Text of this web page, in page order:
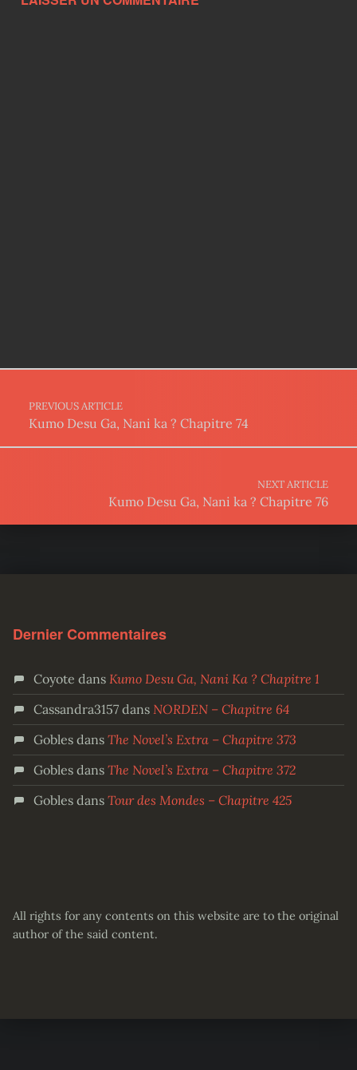
Post navigation
PREVIOUS ARTICLE
Kumo Desu Ga, Nani ka ? Chapitre 74
NEXT ARTICLE
Kumo Desu Ga, Nani ka ? Chapitre 76
Dernier Commentaires
Coyote dans Kumo Desu Ga, Nani Ka ? Chapitre 1
Cassandra3157dans NORDEN – Chapitre 64
Goblesdans The Novel’s Extra – Chapitre 373
Goblesdans The Novel’s Extra – Chapitre 372
Goblesdans Tour des Mondes – Chapitre 425
All rights for any contents on this website are to the original
author of the said content.